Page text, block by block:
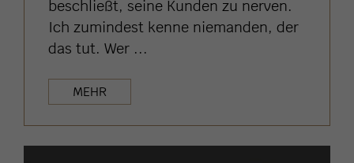
beschließt, seine Kunden zu nerven.
Ich zumindest kenne niemanden, der
das tut. Wer ...
MEHR